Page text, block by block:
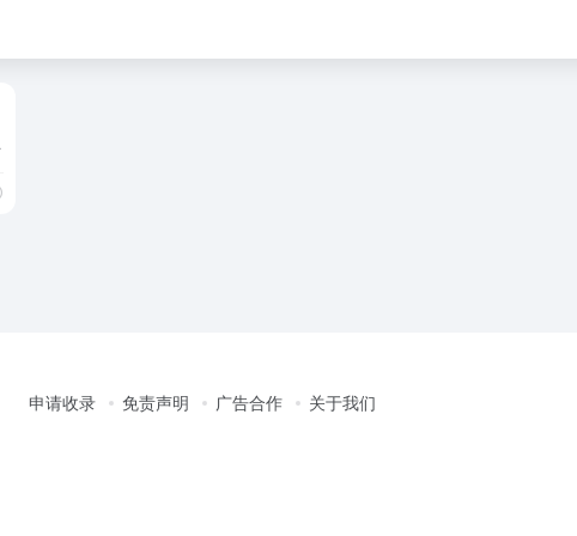
申请收录 免责声明 广告合作 关于我们